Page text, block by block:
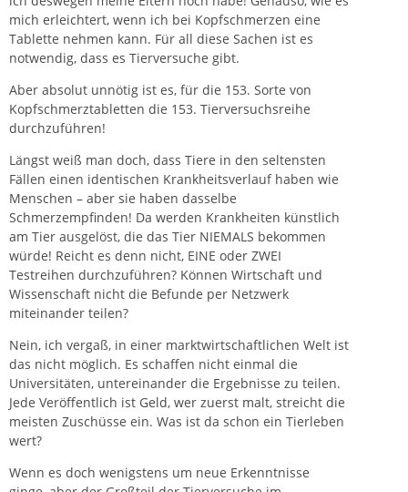
mich erleichtert, wenn ich bei Kopfschmerzen eine
Tablette nehmen kann. Für all diese Sachen ist es
notwendig, dass es Tierversuche gibt.
Aber absolut unnötig ist es, für die 153. Sorte von
Kopfschmerztabletten die 153. Tierversuchsreihe
durchzuführen!
Längst weiß man doch, dass Tiere in den seltensten
Fällen einen identischen Krankheitsverlauf haben wie
Menschen – aber sie haben dasselbe
Schmerzempfinden! Da werden Krankheiten künstlich
am Tier ausgelöst, die das Tier NIEMALS bekommen
würde! Reicht es denn nicht, EINE oder ZWEI
Testreihen durchzuführen? Können Wirtschaft und
Wissenschaft nicht die Befunde per Netzwerk
miteinander teilen?
Nein, ich vergaß, in einer marktwirtschaftlichen Welt ist
das nicht möglich. Es schaffen nicht einmal die
Universitäten, untereinander die Ergebnisse zu teilen.
Jede Veröffentlich ist Geld, wer zuerst malt, streicht die
meisten Zuschüsse ein. Was ist da schon ein Tierleben
wert?
Wenn es doch wenigstens um neue Erkenntnisse